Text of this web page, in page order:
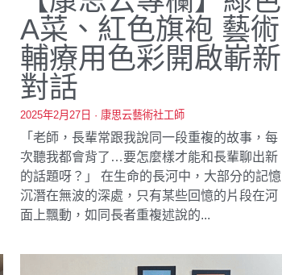
A菜、紅色旗袍 藝術
輔療用色彩開啟嶄新
對話
2025年2月27日 · 康思云藝術社工師
「老師，長輩常跟我說同一段重複的故事，每
次聽我都會背了…要怎麼樣才能和長輩聊出新
的話題呀？」 在生命的長河中，大部分的記憶
沉潛在無波的深處，只有某些回憶的片段在河
面上飄動，如同長者重複述說的...